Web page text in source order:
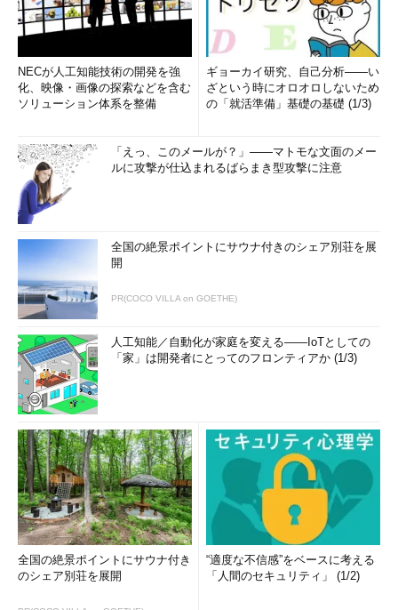
NECが人工知能技術の開発を強
化、映像・画像の探索などを含む
ソリューション体系を整備
ギョーカイ研究、自己分析――い
ざという時にオロオロしないため
の「就活準備」基礎の基礎 (1/3)
「えっ、このメールが？」――マトモな文面のメー
ルに攻撃が仕込まれるばらまき型攻撃に注意
全国の絶景ポイントにサウナ付きのシェア別荘を展
開
PR(COCO VILLA on GOETHE)
人工知能／自動化が家庭を変える――IoTとしての
「家」は開発者にとってのフロンティアか (1/3)
全国の絶景ポイントにサウナ付き
のシェア別荘を展開
“適度な不信感”をベースに考える
「人間のセキュリティ」 (1/2)